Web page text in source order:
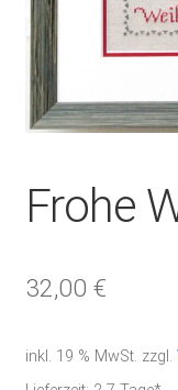
Frohe
32,00 €
inkl. 19 % MwSt. zzgl.